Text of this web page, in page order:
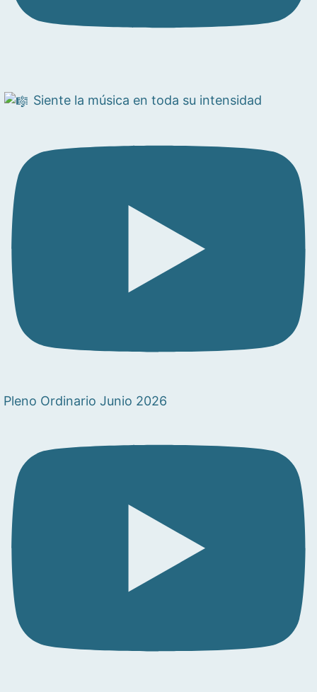
Siente la música en toda su intensidad
Pleno Ordinario Junio 2026